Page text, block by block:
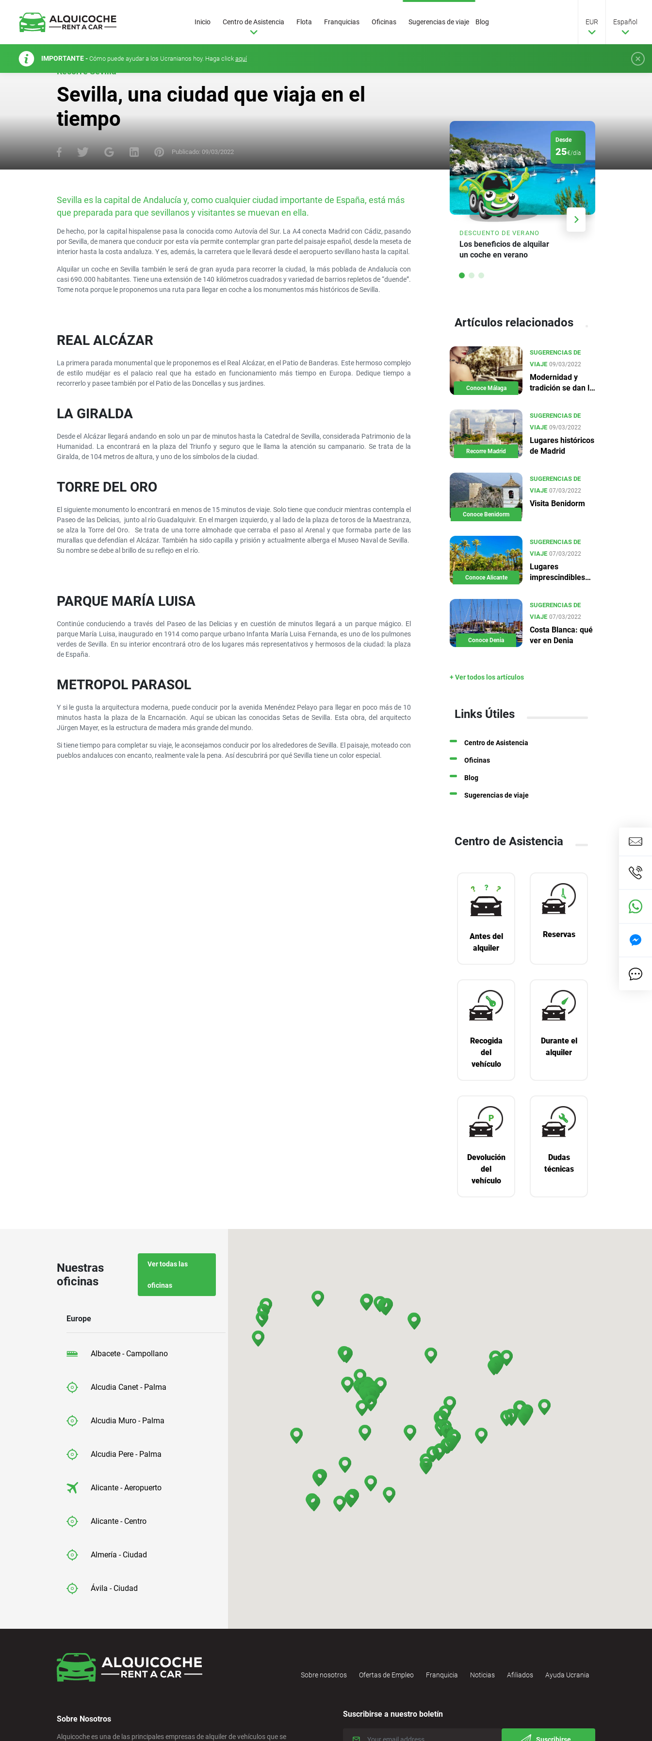
Inicio Centro de Asistencia Flota Franquicias Oficinas Sugerencias de viaje Blog EUR Español
IMPORTANTE - Cómo puede ayudar a los Ucranianos hoy. Haga click aquí
Recorre Sevilla
Sevilla, una ciudad que viaja en el
tiempo
Publicado: 09/03/2022
Sevilla es la capital de Andalucía y, como cualquier ciudad importante de España, está más
que preparada para que sevillanos y visitantes se muevan en ella.
De hecho, por la capital hispalense pasa la conocida como Autovía del Sur. La A4 conecta Madrid con Cádiz, pasando
por Sevilla, de manera que conducir por esta vía permite contemplar gran parte del paisaje español, desde la meseta de
interior hasta la costa andaluza. Y es, además, la carretera que le llevará desde el aeropuerto sevillano hasta la capital.
Alquilar un coche en Sevilla también le será de gran ayuda para recorrer la ciudad, la más poblada de Andalucía con
casi 690.000 habitantes. Tiene una extensión de 140 kilómetros cuadrados y variedad de barrios repletos de “duende”.
Tome nota porque le proponemos una ruta para llegar en coche a los monumentos más históricos de Sevilla.
REAL ALCÁZAR
La primera parada monumental que le proponemos es el Real Alcázar, en el Patio de Banderas. Este hermoso complejo
de estilo mudéjar es el palacio real que ha estado en funcionamiento más tiempo en Europa. Dedique tiempo a
recorrerlo y pasee también por el Patio de las Doncellas y sus jardines.
LA GIRALDA
Desde el Alcázar llegará andando en solo un par de minutos hasta la Catedral de Sevilla, considerada Patrimonio de la
Humanidad. La encontrará en la plaza del Triunfo y seguro que le llama la atención su campanario. Se trata de la
Giralda, de 104 metros de altura, y uno de los símbolos de la ciudad.
TORRE DEL ORO
El siguiente monumento lo encontrará en menos de 15 minutos de viaje. Solo tiene que conducir mientras contempla el
Paseo de las Delicias, junto al río Guadalquivir. En el margen izquierdo, y al lado de la plaza de toros de la Maestranza,
se alza la Torre del Oro. Se trata de una torre almohade que cerraba el paso al Arenal y que formaba parte de las
murallas que defendían el Alcázar. También ha sido capilla y prisión y actualmente alberga el Museo Naval de Sevilla.
Su nombre se debe al brillo de su reflejo en el río.
PARQUE MARÍA LUISA
Continúe conduciendo a través del Paseo de las Delicias y en cuestión de minutos llegará a un parque mágico. El
parque María Luisa, inaugurado en 1914 como parque urbano Infanta María Luisa Fernanda, es uno de los pulmones
verdes de Sevilla. En su interior encontrará otro de los lugares más representativos y hermosos de la ciudad: la plaza
de España.
METROPOL PARASOL
Y si le gusta la arquitectura moderna, puede conducir por la avenida Menéndez Pelayo para llegar en poco más de 10
minutos hasta la plaza de la Encarnación. Aquí se ubican las conocidas Setas de Sevilla. Esta obra, del arquitecto
Jürgen Mayer, es la estructura de madera más grande del mundo.
Si tiene tiempo para completar su viaje, le aconsejamos conducir por los alrededores de Sevilla. El paisaje, moteado con
pueblos andaluces con encanto, realmente vale la pena. Así descubrirá por qué Sevilla tiene un color especial.
GRAN DESCUENTO
Alquile un SUV por solo
50€ al día
Desde
25€/día
DESCUENTO DE VERANO
Los beneficios de alquilar
un coche en verano
Artículos relacionados
Conoce Málaga
SUGERENCIAS DE
VIAJE 09/03/2022
Modernidad y
tradición se dan la
Recorre Madrid
SUGERENCIAS DE
VIAJE 09/03/2022
Lugares históricos
de Madrid
Conoce Benidorm
SUGERENCIAS DE
VIAJE 07/03/2022
Visita Benidorm
Conoce Alicante
SUGERENCIAS DE
VIAJE 07/03/2022
Lugares
imprescindibles
Conoce Denia
SUGERENCIAS DE
VIAJE 07/03/2022
Costa Blanca: qué
ver en Denia
+ Ver todos los artículos
Links Útiles
Centro de Asistencia
Oficinas
Blog
Sugerencias de viaje
Centro de Asistencia
Antes del
alquiler
Reservas
Recogida
del
vehículo
Durante el
alquiler
Devolución
del
vehículo
Dudas
técnicas
Nuestras
oficinas
Ver todas las
oficinas
Europe
Albacete - Campollano
Alcudia Canet - Palma
Alcudia Muro - Palma
Alcudia Pere - Palma
Alicante - Aeropuerto
Alicante - Centro
Almería - Ciudad
Ávila - Ciudad
Barcelona - Aeropuerto
Barcelona - Estación de Sants
Sobre nosotros Ofertas de Empleo Franquicia Noticias Afiliados Ayuda Ucrania
Sobre Nosotros
Alquicoche es una de las principales empresas de alquiler de vehículos que se
Suscribirse a nuestro boletín